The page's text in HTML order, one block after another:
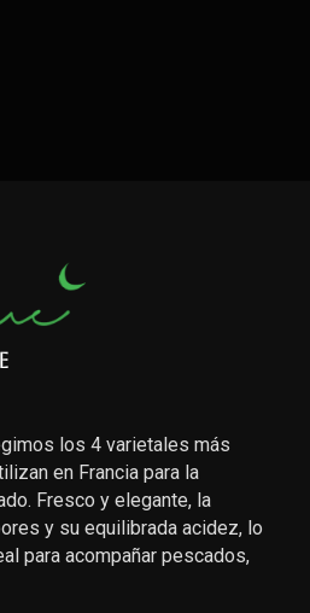
los 4 varietales más
en Francia para la
Fresco y elegante, la
y su equilibrada acidez, lo
para acompañar pescados,